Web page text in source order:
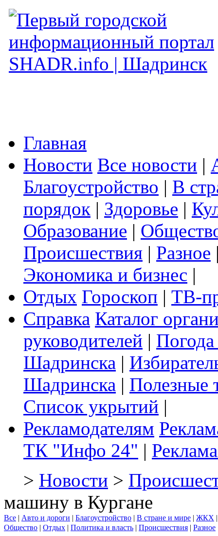
Главная
Новости Все новости |
Благоустройство | В
порядок | Здоровье |
Образование |
Происшествия | Разное
Экономика и бизнес |
Отдых Гороскоп | ТВ-
Справка Каталог
руководителей |
Шадринска |
Шадринска | Полезные
Список укрытий |
Рекламодателям
ТК "Инфо 24" |
> Новости >
машину в Кургане
Все | Авто и дороги | Благоустройство | В стране и мире | ЖКХ
Общество | Отдых | Политика и власть | Происшествия | Разное